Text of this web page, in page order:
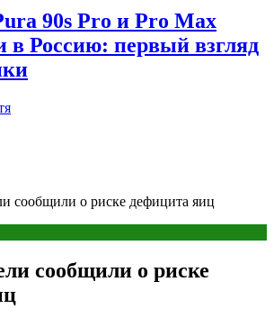
90s Pro и Pro Max
в Россию: первый взгляд
сообщили о риске дефицита яиц
сообщили о риске